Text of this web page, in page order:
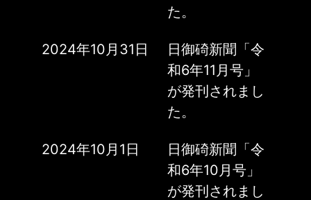
た。
2024年10月31日
日御碕新聞「令
和6年11月号」
が発刊されまし
た。
2024年10月1日
日御碕新聞「令
和6年10月号」
が発刊されまし